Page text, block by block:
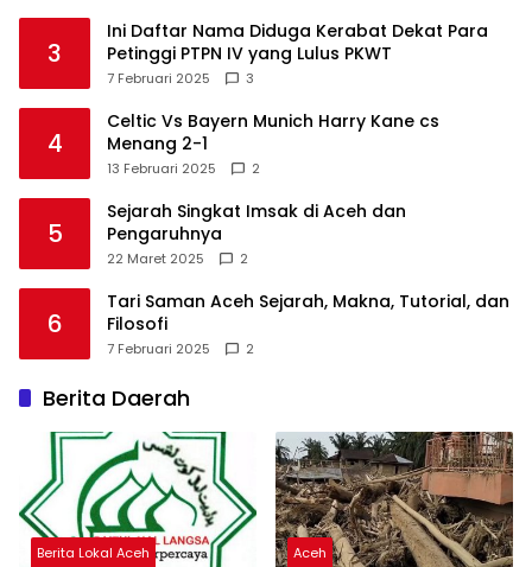
3
Ini Daftar Nama Diduga Kerabat Dekat Para
Petinggi PTPN IV yang Lulus PKWT
7 Februari 2025 3
4
Celtic Vs Bayern Munich Harry Kane cs
Menang 2-1
13 Februari 2025 2
5
Sejarah Singkat Imsak di Aceh dan
Pengaruhnya
22 Maret 2025 2
6
Tari Saman Aceh Sejarah, Makna, Tutorial, dan
Filosofi
7 Februari 2025 2
Berita Daerah
Berita Lokal Aceh Aceh